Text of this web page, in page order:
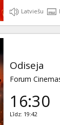
Latviešu
Odiseja
Forum
16:30
Līdz: 19:42